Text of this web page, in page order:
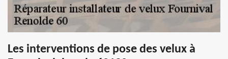
Les interventions de pose des velux à